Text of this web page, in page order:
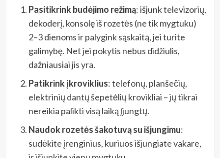
Pasitikrink budėjimo režimą: išjunk televizorių,
dekoderį, konsolę iš rozetės (ne tik mygtuku)
2–3 dienoms ir palygink sąskaitą, jei turite
galimybę. Net jei pokytis nebus didžiulis,
dažniausiai jis yra.
Patikrink įkroviklius: telefonų, planšečių,
elektrinių dantų šepetėlių krovikliai – jų tikrai
nereikia palikti visą laiką įjungtų.
Naudok rozetės šakotuvą su išjungimu:
sudėkite įrenginius, kuriuos išjungiate vakare,